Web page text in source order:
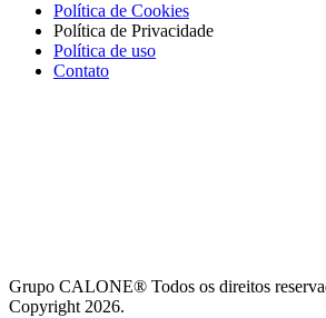
Política de Cookies
Política de Privacidade
Política de uso
Contato
Grupo CALONE® Todos os direitos
Copyright 2026.